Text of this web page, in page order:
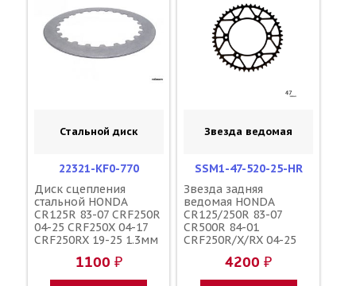
Стальной диск
22321-KF0-770
Диск сцепления
стальной HONDA
CR125R 83-07 CRF250R
04-25 CRF250X 04-17
CRF250RX 19-25 1.3мм
710 22321-KF0-000
1100 ₽
Звезда ведомая
SSM1-47-520-25-HR
Звезда задняя
ведомая HONDA
CR125/250R 83-07
CR500R 84-01
CRF250R/X/RX 04-25
зубов 47 / MRP JTR210
1-3559-47
4200 ₽